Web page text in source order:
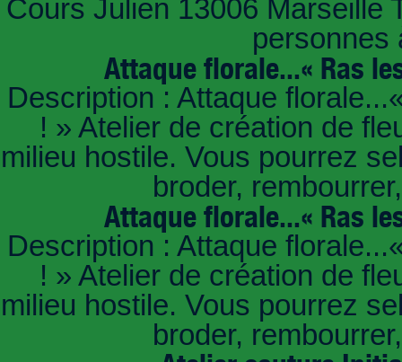
Cours Julien 13006 Marseille
personnes
Attaque florale...« Ras
Description : Attaque
! » Atelier de création de
milieu hostile. Vous pourrez
broder,
Attaque florale...« Ras
Description : Attaque
! » Atelier de création de
milieu hostile. Vous pourrez
broder,